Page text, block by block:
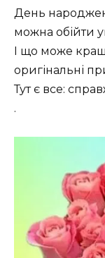
День
можна обійти
І що може
оригінальні
Тут є все:
.